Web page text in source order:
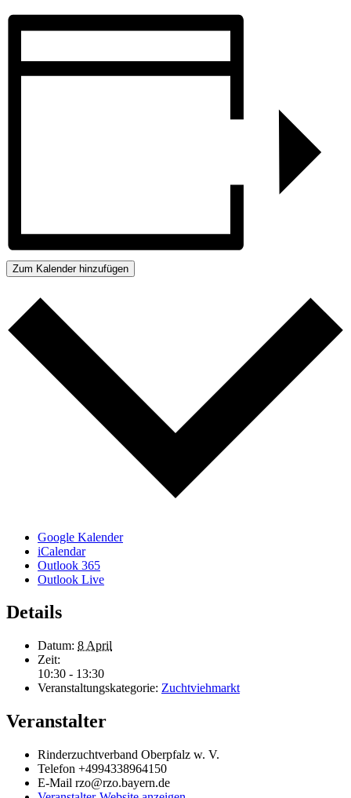
Zum Kalender hinzufügen
Google Kalender
iCalendar
Outlook 365
Outlook Live
Details
Datum: 8 April
Zeit:
10:30 - 13:30
Veranstaltungskategorie: Zuchtviehmarkt
Veranstalter
Rinderzuchtverband Oberpfalz w. V.
Telefon +4994338964150
E-Mail rzo@rzo.bayern.de